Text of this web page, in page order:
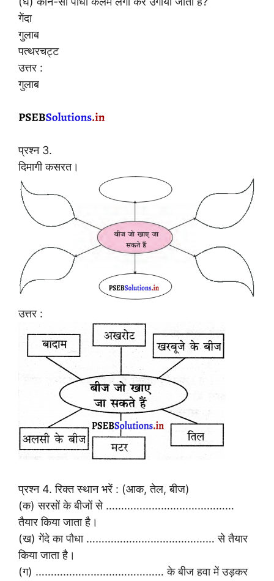
गेंदा
गुलाब
पत्थरचट्ट
उत्तर :
गुलाब
प्रश्न 3.
दिमागी कसरत।
उत्तर :
प्रश्न 4. रिक्त स्थान भरें : (आक, तेल, बीज)
(क) सरसों के बीजों से ……………………………………
तैयार किया जाता है।
(ख) गेंदे का पौधा …………………………………… से तैयार
किया जाता है।
(ग) …………………………………… के बीज हवा में उड़कर